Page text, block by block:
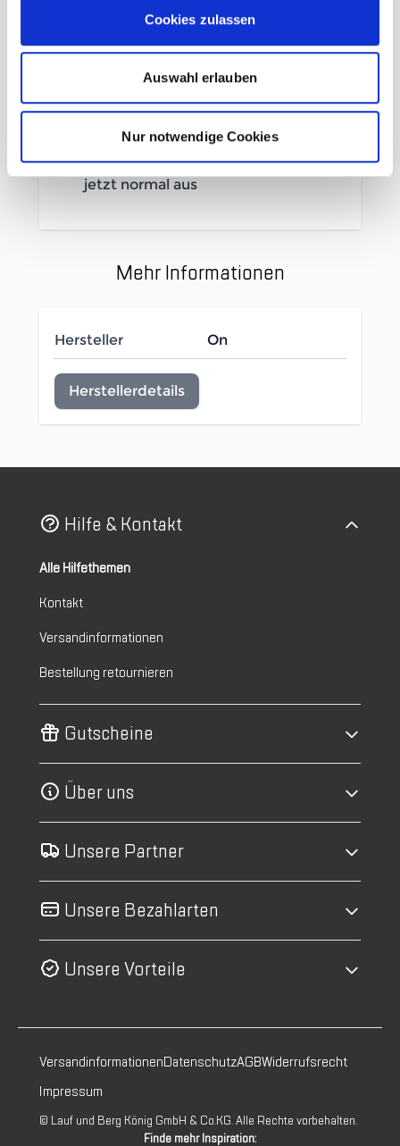
Cookies zulassen
Auswahl erlauben
Nur notwendige Cookies
Für mehr Spass und schnellere
Atmungsaktiver Oberschuh in
reduziertem Design
Die überarbeitete Passform fällt
jetzt normal aus
Mehr Informationen
Hersteller On
Herstellerdetails
Hilfe & Kontakt
Alle Hilfethemen
Kontakt
Versandinformationen
Bestellung retournieren
Gutscheine
Über uns
Unsere Partner
Unsere Bezahlarten
Unsere Vorteile
VersandinformationenDatenschutzAGBWiderrufsrecht
Impressum
© Lauf und Berg König GmbH & Co.KG. Alle Rechte vorbehalten.
Finde mehr Inspiration: